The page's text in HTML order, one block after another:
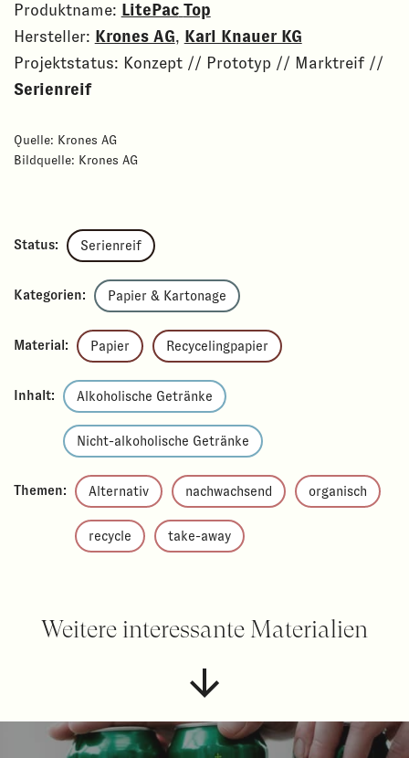
Produktname: LitePac Top
Hersteller: Krones AG, Karl Knauer KG
Projektstatus: Konzept // Prototyp // Marktreif //
Serienreif
Quelle: Krones AG
Bildquelle: Krones AG
Status: Serienreif
Kategorien: Papier & Kartonage
Material: Papier Recycelingpapier
Inhalt: Alkoholische Getränke
Nicht-alkoholische Getränke
Themen: Alternativ nachwachsend organisch
recycle take-away
Weitere interessante Materialien